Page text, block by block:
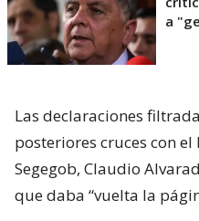
a
Las declaraciones
posteriores cruces con
Segegob, Claudio
que daba “vuelta la